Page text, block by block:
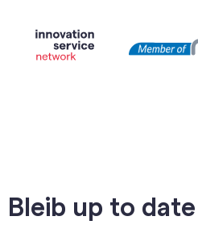
Bleib up to